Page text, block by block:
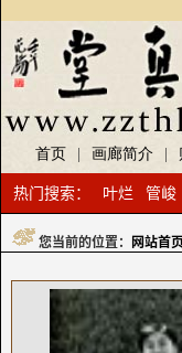
首页 画廊简介
热门搜索： 叶烂 管峻
您当前的位置： 网站首